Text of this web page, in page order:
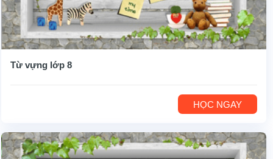
Từ vựng lớp 8
HỌC NGAY